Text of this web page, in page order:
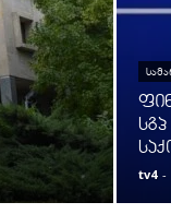
tv4 -